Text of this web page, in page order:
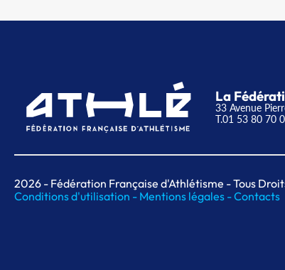
La
33 Avenue
T.01 53 80 70
2026 - Fédération Française d'Athlétisme - Tous
Conditions d'utilisation - Mentions légales -Contacts